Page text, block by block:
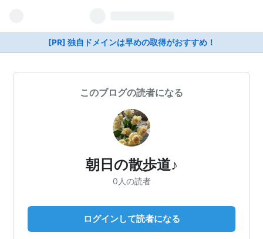
[PR] 独自ドメインは早めの取得がおすすめ！
このブログの読者になる
朝日の散歩道♪
0人の読者
ログインして読者になる